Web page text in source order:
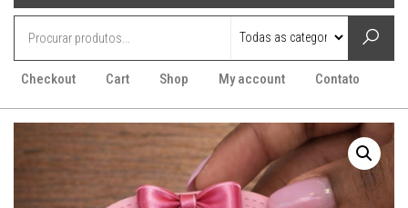
Checkout Cart Shop My account Contato